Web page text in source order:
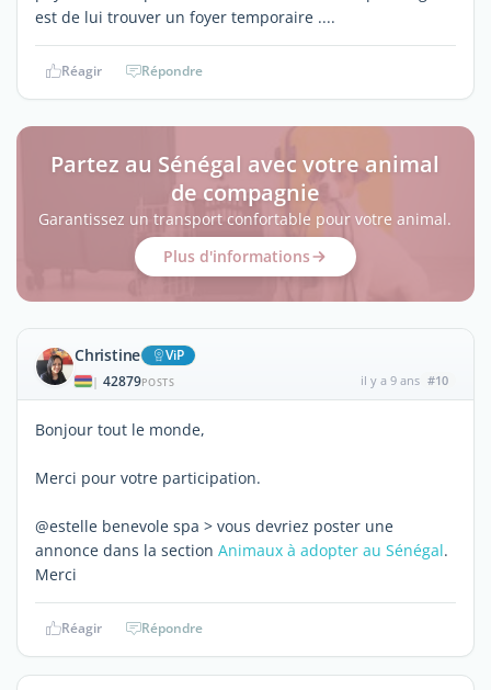
est de lui trouver un foyer temporaire ....
Réagir Répondre
Partez au Sénégal avec votre animal
de compagnie
Garantissez un transport confortable pour votre animal.
Plus d'informations
Christine ViP
| 42879POSTS il y a 9 ans #10
Bonjour tout le monde,
Merci pour votre participation.
@estelle benevole spa > vous devriez poster une
annonce dans la section Animaux à adopter au Sénégal.
Merci
Réagir Répondre